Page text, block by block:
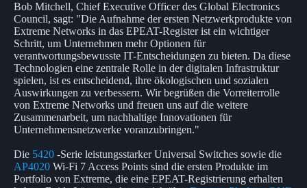
Bob Mitchell, Chief Executive Officer des Global Electronics
Council, sagt: "Die Aufnahme der ersten Netzwerkprodukte von
Extreme Networks in das EPEAT-Register ist ein wichtiger
Schritt, um Unternehmen mehr Optionen für
verantwortungsbewusste IT-Entscheidungen zu bieten. Da diese
Technologien eine zentrale Rolle in der digitalen Infrastruktur
spielen, ist es entscheidend, ihre ökologischen und sozialen
Auswirkungen zu verbessern. Wir begrüßen die Vorreiterrolle
von Extreme Networks und freuen uns auf die weitere
Zusammenarbeit, um nachhaltige Innovationen für
Unternehmensnetzwerke voranzubringen."
Die 5420 -Serie leistungsstarker Universal Switches sowie die
AP4020 Wi-Fi 7 Access Points sind die ersten Produkte im
Portfolio von Extreme, die eine EPEAT-Registrierung erhalten